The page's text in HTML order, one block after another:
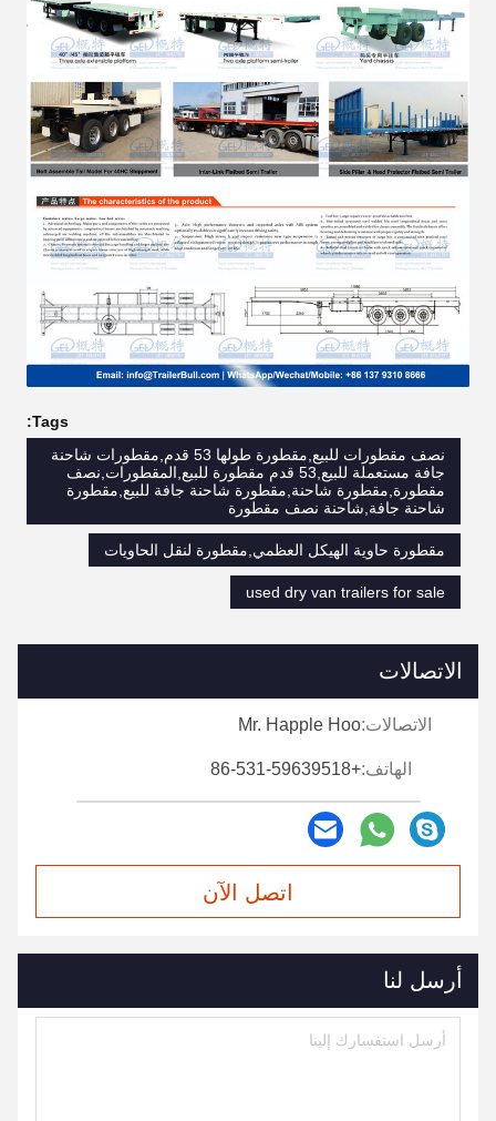
Tags:
نصف مقطورات للبيع,مقطورة طولها 53 قدم,مقطورات شاحنة
جافة مستعملة للبيع,53 قدم مقطورة للبيع,المقطورات,نصف
مقطورة,مقطورة شاحنة,مقطورة شاحنة جافة للبيع,مقطورة
شاحنة جافة,شاحنة نصف مقطورة
مقطورة حاوية الهيكل العظمي,مقطورة لنقل الحاويات
used dry van trailers for sale
الاتصالات
الاتصالات:Mr. Happle Hoo
الهاتف:+86-531-59639518
اتصل الآن
أرسل لنا